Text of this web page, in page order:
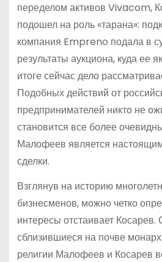
переделом активов Vivacom,
подошел на роль «тарана»:
компания Empreno подала в
результаты аукциона, куда ее
итоге сейчас дело
Подобных действий от
предпринимателей никто не
становится все более
Малофеев является
сделки.
Взглянув на историю
бизнесменов, можно четко
интересы отстаивает
сблизившиеся на почве
религии Малофеев и Косарев